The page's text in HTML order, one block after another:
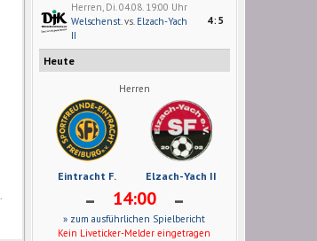
Herren, Di. 04.08. 19:00 Uhr
Welschenst.vs. Elzach-Yach
II
4:5
Heute
Herren
Eintracht F. Elzach-Yach II
- 14:00 -
» zum ausführlichen Spielbericht
Kein Liveticker-Melder eingetragen